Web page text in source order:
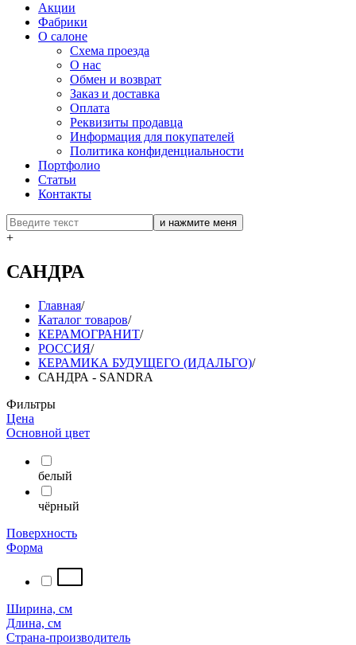
Акции
Фабрики
О салоне
Схема проезда
О нас
Обмен и возврат
Заказ и доставка
Оплата
Реквизиты продавца
Информация для покупателей
Политика конфиденциальности
Портфолио
Статьи
Контакты
+
САНДРА
Главная/
Каталог товаров/
КЕРАМОГРАНИТ/
РОССИЯ/
КЕРАМИКА БУДУЩЕГО (ИДАЛЬГО)/
САНДРА - SANDRA
Фильтры
Цена
Основной цвет
белый
чёрный
Поверхность
Форма
Ширина, см
Длина, см
Страна-производитель